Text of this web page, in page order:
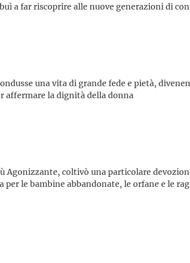
a far riscoprire alle nuove generazioni di
una vita di grande fede e pietà,
affermare la dignità della donna
Agonizzante, coltivò una particolare
per le bambine abbandonate, le orfane e le